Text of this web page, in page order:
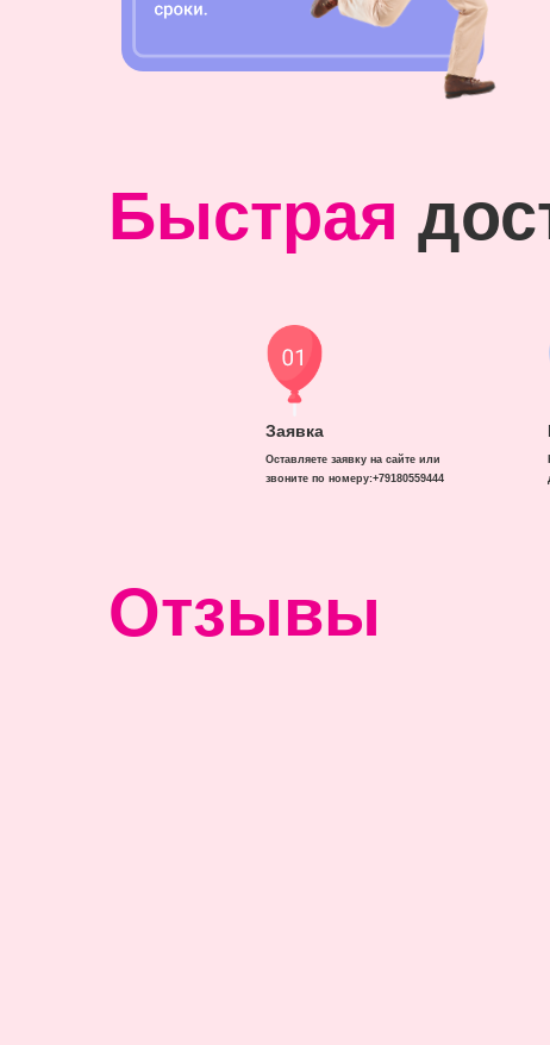
Быстрая
Заявка
Оставляете заявку на сайте или
звоните по номеру:+79180559444
Отзывы